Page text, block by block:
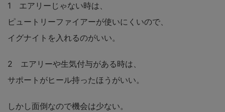
1 エアリーじゃない時は、
ピュートリーファイアーが使いにくいので、
イグナイトを入れるのがいい。
2 エアリーや生気付与がある時は、
サポートがヒール持ったほうがいい。
しかし面倒なので機会は少ない。